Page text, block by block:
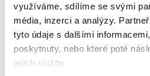
využíváme, sdílíme se svými
média, inzerci a analýzy.
tyto údaje s dalšími
poskytnuty, nebo které poté
jejich služby.
Partnerské duety
Michal Mynář